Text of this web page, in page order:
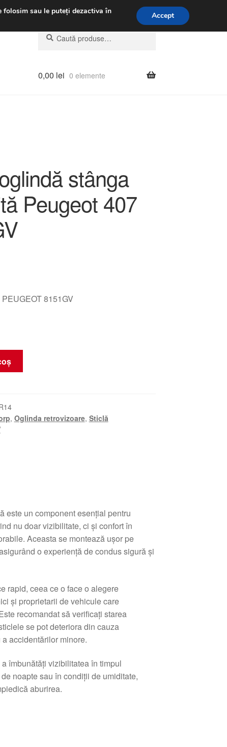
031 229 6816
Caută
după:
Caută
0,00 lei 0 elemente
stânga
Peugeot 407
8151GV
, Oglinda retrovizoare, Sticlă
este un component esențial pentru
nu doar vizibilitate, ci și confort în
Aceasta se montează ușor pe
o experiență de condus sigură și
rapid, ceea ce o face o alegere
și proprietarii de vehicule care
recomandat să verificați starea
se pot deteriora din cauza
accidentărilor minore.
îmbunătăți vizibilitatea în timpul
noapte sau în condiții de umiditate,
aburirea.
folosim sau le puteți dezactiva în
Accept